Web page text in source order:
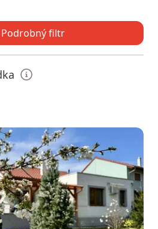
Podrobný filtr